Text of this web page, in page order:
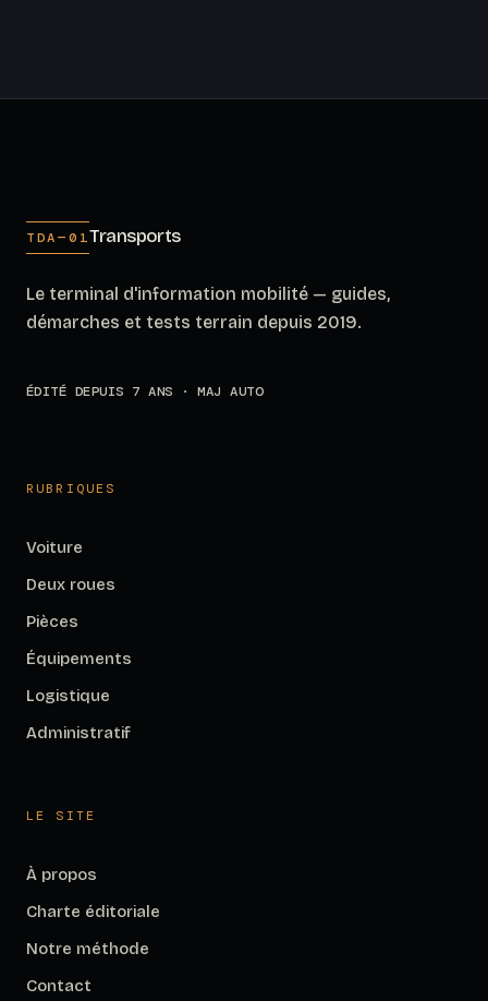
TDA—01Transports
Le terminal d'information mobilité — guides,
démarches et tests terrain depuis 2019.
ÉDITÉ DEPUIS 7 ANS · MAJ AUTO
RUBRIQUES
Voiture
Deux roues
Pièces
Équipements
Logistique
Administratif
LE SITE
À propos
Charte éditoriale
Notre méthode
Contact